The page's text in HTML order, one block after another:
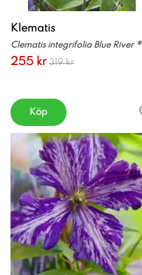
Klematis
Clematis integrifolia Blue River ®
255 kr 319 kr
Köp